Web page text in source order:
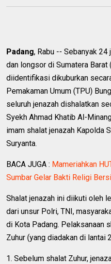
Padang, Rabu -- Sebanyak
dan longsor di Sumatera
diidentifikasi dikuburkan
Pemakaman Umum (TPU)
seluruh jenazah dishalatkan
Syekh Ahmad Khatib Al-
imam shalat jenazah Kapolda
Suryanta.
BACA JUGA : Mameriahkan
Sumbar Gelar Bakti Religi
Shalat jenazah ini diikuti oleh
dari unsur Polri, TNI,
di Kota Padang. Pelaksanaan
Zuhur (yang diadakan di lantai
1. Sebelum shalat Zuhur,